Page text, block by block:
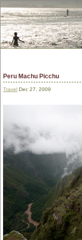
Peru Machu Picchu
Travel Dec 27, 2009